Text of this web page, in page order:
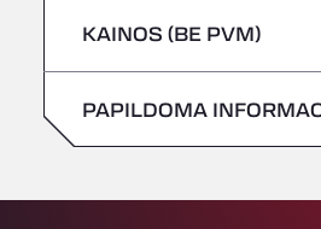
All 4 Trucks
Av. des Etats-Unis 90, 6041
Andamur Guarroman
Sekmadienis –
Penktadienis –
Sekmadienis –
KAINOS (BE PVM)
PAPILDOMA